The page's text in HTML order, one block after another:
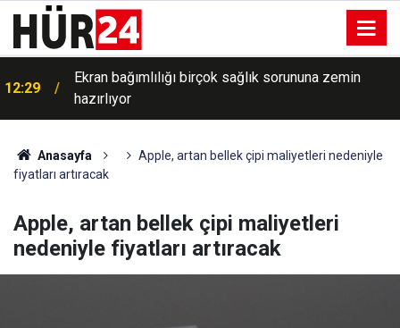
12:29
Ekran bağımlılığı birçok sağlık sorununa zemin
hazırlıyor
Anasayfa
Apple, artan bellek çipi maliyetleri nedeniyle
fiyatları artıracak
Apple, artan bellek çipi maliyetleri
nedeniyle fiyatları artıracak